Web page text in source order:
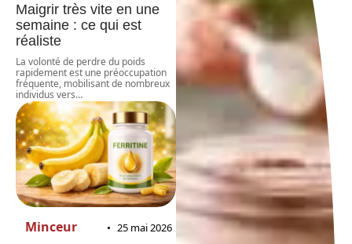
Maigrir très vite en une
semaine : ce qui est
réaliste
La volonté de perdre du poids
rapidement est une préoccupation
fréquente, mobilisant de nombreux
individus vers…
Minceur 25 mai 2026